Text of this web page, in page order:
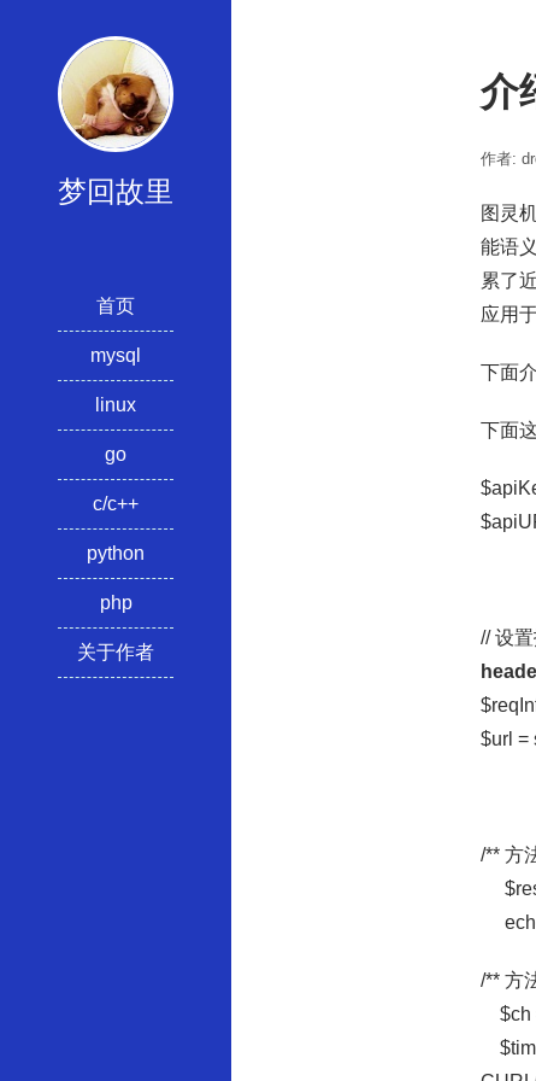
梦回故里
首页
mysql
linux
go
c/c++
python
php
关于作者
介
作者:
图灵
能语
累了
应用
下面
下面
// 设
$url =
/** 方
$res
/** 方
$ch